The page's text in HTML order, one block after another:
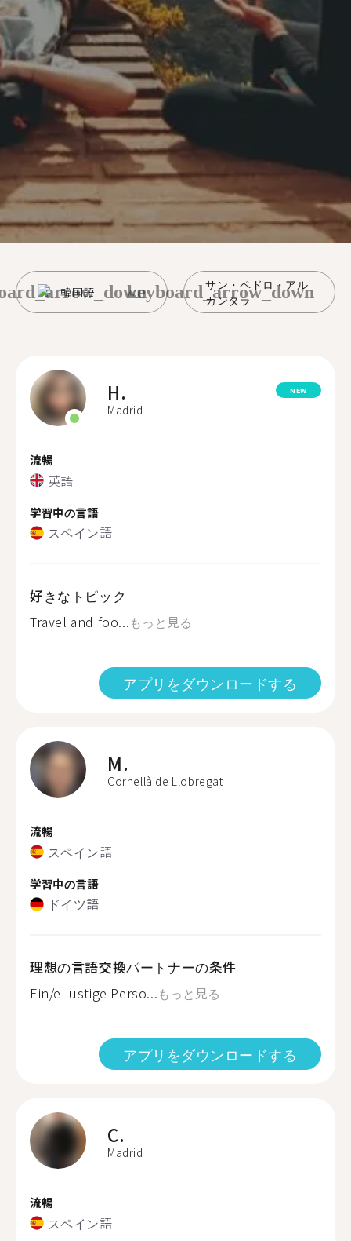
韓国語
サン・ペドロ・アル
カンタラ
keyboard_arrow_down
H.
Madrid
NEW
流暢
英語
学習中の言語
スペイン語
好きなトピック
Travel and foo...もっと見る
アプリをダウンロードする
M.
Cornellà de Llobregat
流暢
スペイン語
学習中の言語
ドイツ語
理想の言語交換パートナーの条件
Ein/e lustige Perso...もっと見る
アプリをダウンロードする
C.
Madrid
流暢
スペイン語